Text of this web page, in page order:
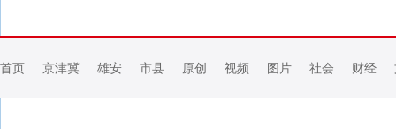
首页 京津冀 雄安 市县 原创 视频 图片 社会 财经